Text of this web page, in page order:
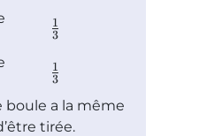
3
1
3
1
boule a la même
tirée.